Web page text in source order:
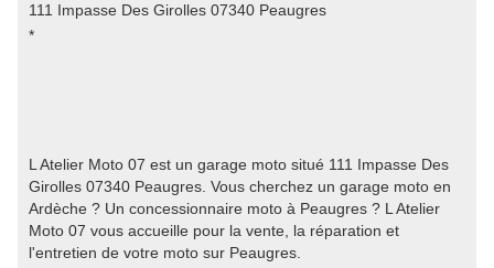
111 Impasse Des Girolles 07340 Peaugres
*
L Atelier Moto 07 est un garage moto situé 111 Impasse Des
Girolles 07340 Peaugres. Vous cherchez un garage moto en
Ardèche ? Un concessionnaire moto à Peaugres ? L Atelier
Moto 07 vous accueille pour la vente, la réparation et
l'entretien de votre moto sur Peaugres.